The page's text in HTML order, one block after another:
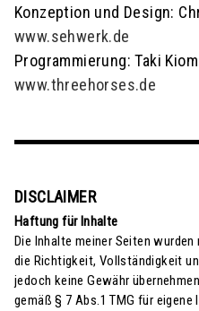
Konzeption und Design:
www.sehwerk.de
Programmierung: Taki
www.threehorses.de
DISCLAIMER
Haftung für Inhalte
Die Inhalte meiner Seiten
die Richtigkeit, Vollständigkeit
jedoch keine Gewähr
gemäß § 7 Abs.1 TMG für